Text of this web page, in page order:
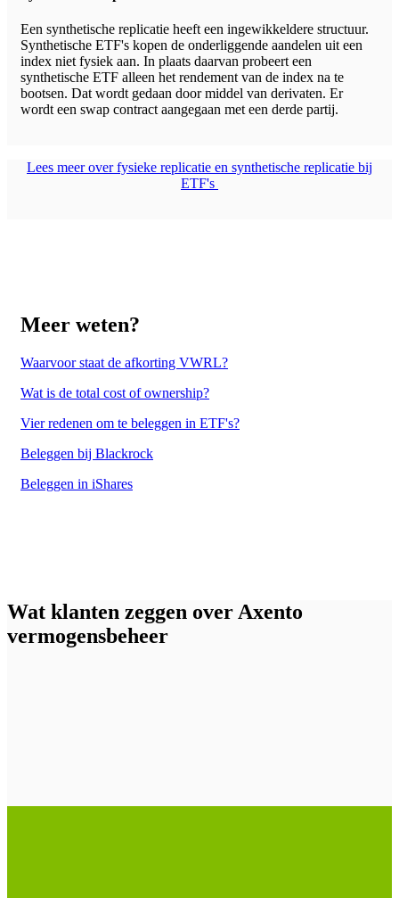
Een synthetische replicatie heeft een ingewikkeldere structuur.
Synthetische ETF's kopen de onderliggende aandelen uit een
index niet fysiek aan. In plaats daarvan probeert een
synthetische ETF alleen het rendement van de index na te
bootsen. Dat wordt gedaan door middel van derivaten. Er
wordt een swap contract aangegaan met een derde partij.
Lees meer over fysieke replicatie en synthetische replicatie bij
ETF's
Meer weten?
Waarvoor staat de afkorting VWRL?
Wat is de total cost of ownership?
Vier redenen om te beleggen in ETF's?
Beleggen bij Blackrock
Beleggen in iShares
Wat klanten zeggen over Axento
vermogensbeheer